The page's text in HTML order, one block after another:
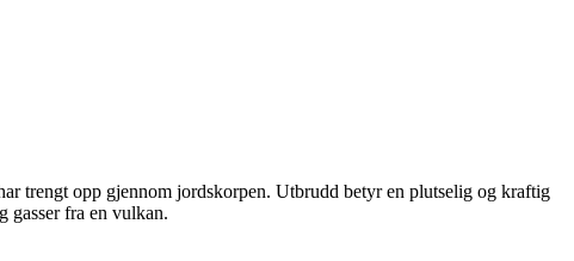
trengt opp gjennom jordskorpen. Utbrudd betyr en plutselig og kraftig
gasser fra en vulkan.